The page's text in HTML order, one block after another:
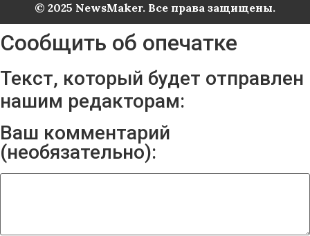
© 2025 NewsMaker. Все права защищены.
Сообщить об опечатке
Текст, который будет отправлен
нашим редакторам:
Ваш комментарий
(необязательно):